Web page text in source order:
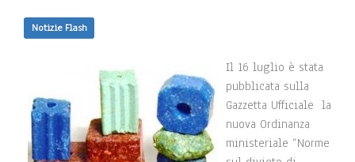
Notizie Flash
Il 16 luglio è stata
pubblicata sulla
Gazzetta Ufficiale la
nuova Ordinanza
ministeriale “Norme